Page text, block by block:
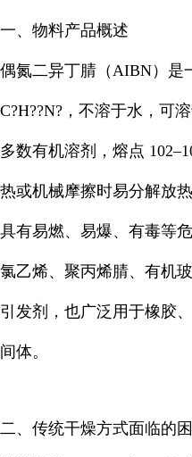
一、物料产品概述
偶氮二异丁腈（AIBN）是
C?H??N?，不溶于水，可
多数有机溶剂，熔点
热或机械摩擦时易分解放
具有易燃、易爆、有毒等
氯乙烯、聚丙烯腈、有机
引发剂，也广泛用于橡胶
间体。
二、传统干燥方式面临的